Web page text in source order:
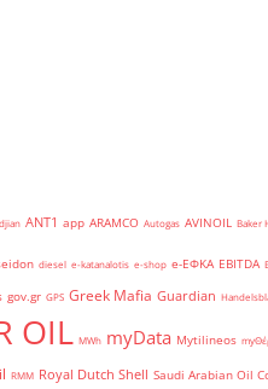
ANT1 app ARAMCO Autogas AVINOIL Baker
diesel e-katanalotis e-shop e-ΕΦΚΑ EBITDA
gov.gr GPS Greek Mafia Guardian
OIL MWh myData Mytilineos
RMM Royal Dutch Shell Saudi Arabian Oil